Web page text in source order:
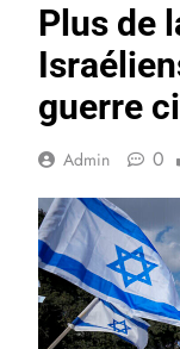
Plus de
guerre
Admin 0